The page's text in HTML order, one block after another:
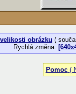
obrázku (
Rychlá změna:
Pomoc(